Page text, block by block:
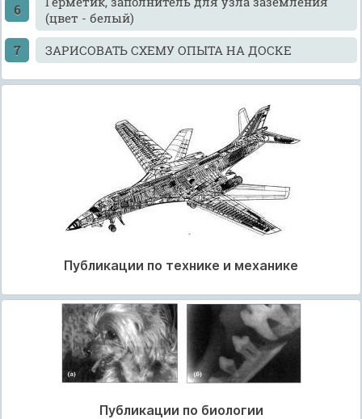
(цвет - белый)
ЗАРИСОВАТЬ СХЕМУ ОПЫТА НА ДОСКЕ
Публикации по технике и механике
Публикации по биологии